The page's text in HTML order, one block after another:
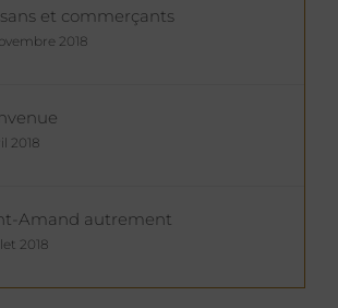
et commerçants
2018
2018
Amand autrement
2018